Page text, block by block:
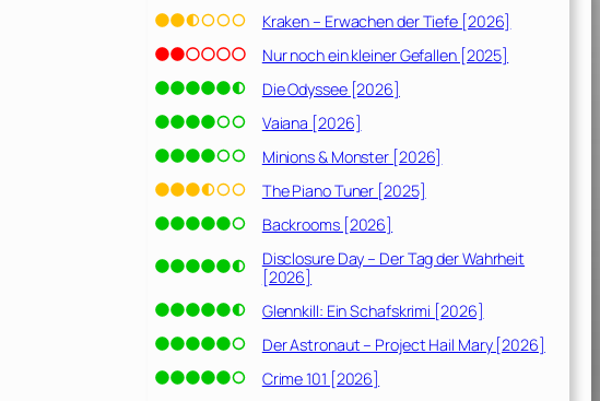
Kraken – Erwachen der Tiefe [2026]
Nur noch ein kleiner Gefallen [2025]
Die Odyssee [2026]
Vaiana [2026]
Minions & Monster [2026]
The Piano Tuner [2025]
Backrooms [2026]
Disclosure Day – Der Tag der Wahrheit
[2026]
Glennkill: Ein Schafskrimi [2026]
Der Astronaut – Project Hail Mary [2026]
Crime 101 [2026]